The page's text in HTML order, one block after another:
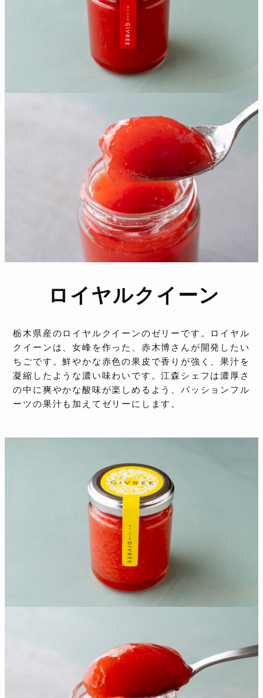
ロイヤルクイーン
栃木県産のロイヤルクイーンのゼリーです。ロイヤル
クイーンは、女峰を作った、赤木博さんが開発したい
ちごです。鮮やかな赤色の果皮で香りが強く、果汁を
凝縮したような濃い味わいです。江森シェフは濃厚さ
の中に爽やかな酸味が楽しめるよう、パッションフル
ーツの果汁も加えてゼリーにします。